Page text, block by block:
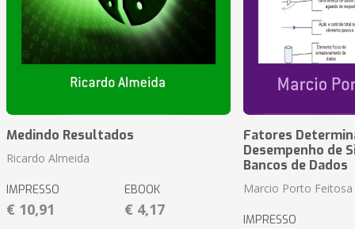
Medindo Resultados
Ricardo Almeida
IMPRESSO
€ 10,91
EBOOK
€ 4,17
Fatores
Desempenho de
Bancos de Dados
Marcio Porto Feitosa
IMPRESSO